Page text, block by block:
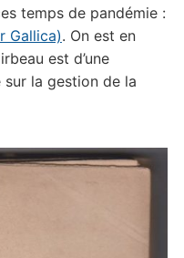
temps de pandémie :
Gallica). On est en
est d’une
la gestion de la